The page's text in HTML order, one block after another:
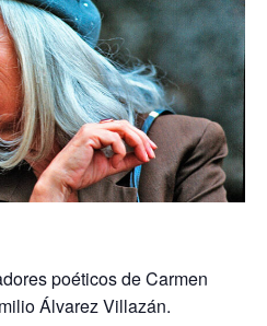
poéticos de Carmen
Álvarez Villazán.